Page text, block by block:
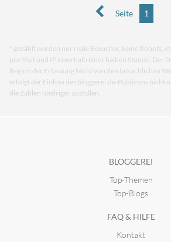
Seite 1
* gezählt werden nur reale Besucher, keine Robots,
pro Visit und IP innerhalb einer halben Stunde. Der
Beginn der Erfassung leicht von den tatsächlichen
erfolgt der Einbau des bloggerei.de-Publicons nicht
die Zahlen niedriger ausfallen.
BLOGGEREI
Top-Themen
Top-Blogs
FAQ & HILFE
Kontakt